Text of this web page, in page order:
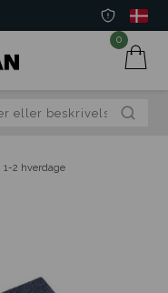
0
1-2 hverdage